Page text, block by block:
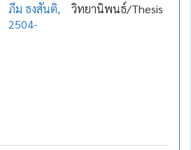
ภีม ธงสันติ,
2504-
วิทยานิพนธ์/Thesis